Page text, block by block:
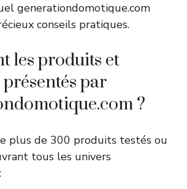
generationdomotique.com
conseils pratiques.
les produits et
par
?
plus de 300 produits testés ou
tous les univers